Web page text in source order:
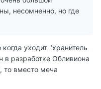
несомненно, но где
уходит "хранитель
в разработке Обливиона
то вместо меча